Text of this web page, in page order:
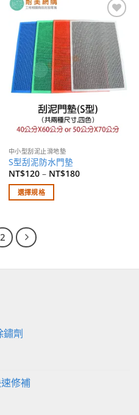
品
款
式。
可
在
選
擇
選
加入
願望
清單
中小型刮泥止滑地墊
S型刮泥防水門墊
NT$120– NT$180
選擇規格
品
有
種
產
選
2
鏽劑
修補